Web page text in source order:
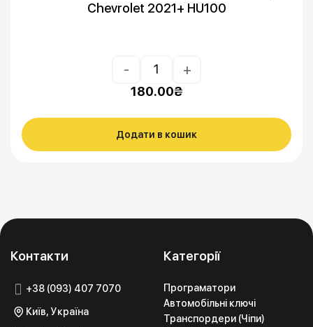
Chevrolet 2021+ HU100
- +
180.00₴
Додати в кошик
Контакти
+38 (093) 407 7070
Київ, Україна
Категорії
Програматори
Автомобільні ключі
Транспордери (Чіпи)